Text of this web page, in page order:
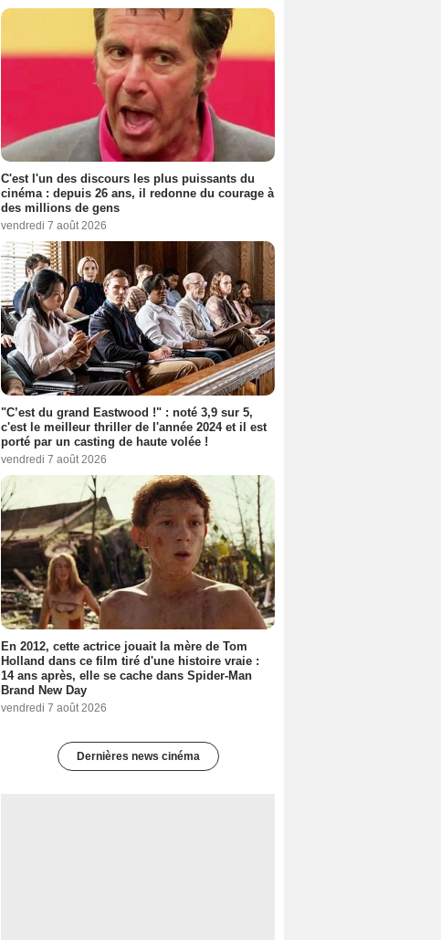
C'est l'un des discours les plus puissants du
cinéma : depuis 26 ans, il redonne du courage à
des millions de gens
vendredi 7 août 2026
"C’est du grand Eastwood !" : noté 3,9 sur 5,
c'est le meilleur thriller de l'année 2024 et il est
porté par un casting de haute volée !
vendredi 7 août 2026
En 2012, cette actrice jouait la mère de Tom
Holland dans ce film tiré d'une histoire vraie :
14 ans après, elle se cache dans Spider-Man
Brand New Day
vendredi 7 août 2026
Dernières news cinéma